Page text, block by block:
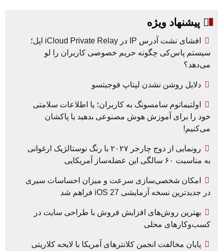
پیشنهاد ویژه
افشای نشت آدرس IP در iCloud Private Relay اپل؛
سیستم پاس‌کی چگونه حریم خصوصی کاربران را لو
می‌دهد؟
دلایل روشن نشدن لپتاپ فوجیتسو
اولتیماتوم سامسونگ به کاربران؛ یا اطلاعات سلامتی
خود را برای آموزش هوش مصنوعی بدهید یا پاکشان
می‌کنیم!
رونمایی از دوج چارجر ۲۰۲۷ با رنگ نوستالژیک ارغوانی
به مناسبت ۶۰ سالگی این عضله‌ساز آمریکایی
امکان شخصی‌سازی سرعت و میزان احساسات سیری
در جدیدترین نسخه آزمایشی iOS 27 فراهم شد
بهترین روش‌های افزایش فروش با طراحی سایت در
کسب‌وکارهای محلی
پایان مخالفت انجمن کلانترهای آمریکا با لایحه کلاریتی